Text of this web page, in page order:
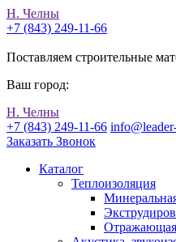
Н. Челны
+7 (843) 249-11-66
Поставляем строительные
Ваш город:
Н. Челны
+7 (843) 249-11-66
Заказать Звонок
Каталог
Теплоизоляция
Отражающая